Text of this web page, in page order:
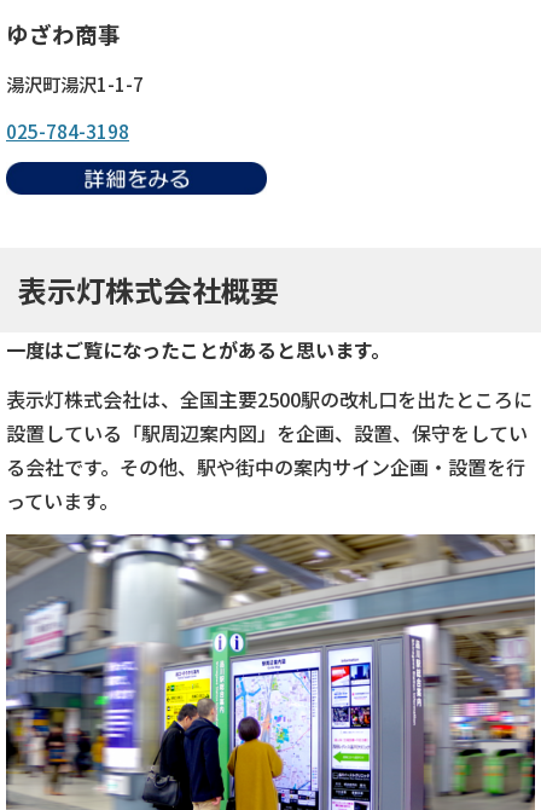
ゆざわ商事
湯沢町湯沢1-1-7
025-784-3198
表示灯株式会社概要
一度はご覧になったことがあると思います。
表示灯株式会社は、全国主要2500駅の改札口を出たところに
設置している「駅周辺案内図」を企画、設置、保守をしてい
る会社です。その他、駅や街中の案内サイン企画・設置を行
っています。